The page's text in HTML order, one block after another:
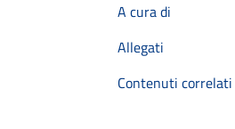
A cura di
Allegati
Contenuti correlati